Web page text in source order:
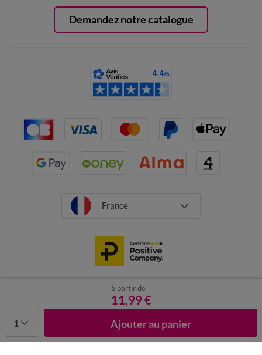
à partir de
11,99 €
1 Ajouter au panier
Demandez notre catalogue
France
Données personnelles